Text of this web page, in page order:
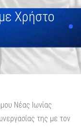
Χρήστο
Νέας Ιωνίας
της με τον